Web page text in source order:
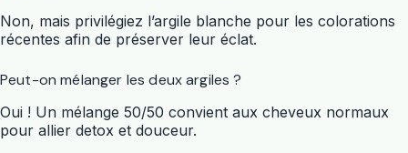
Non, mais privilégiez l’argile blanche pour les colorations
récentes afin de préserver leur éclat.
Peut-on mélanger les deux argiles ?
Oui ! Un mélange 50/50 convient aux cheveux normaux
pour allier detox et douceur.